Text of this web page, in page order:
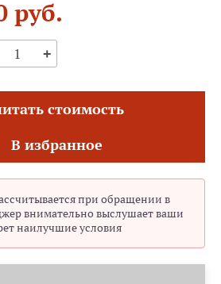
руб.
стоимость
В избранное
при обращении в
внимательно выслушает ваши
наилучшие условия